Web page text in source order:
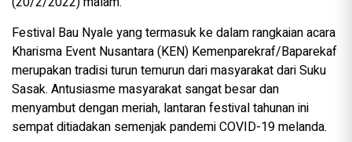
Festival Bau Nyale yang termasuk ke dalam rangkaian acara
Kharisma Event Nusantara (KEN) Kemenparekraf/Baparekaf
merupakan tradisi turun temurun dari masyarakat dari Suku
Sasak. Antusiasme masyarakat sangat besar dan
menyambut dengan meriah, lantaran festival tahunan ini
sempat ditiadakan semenjak pandemi COVID-19 melanda.